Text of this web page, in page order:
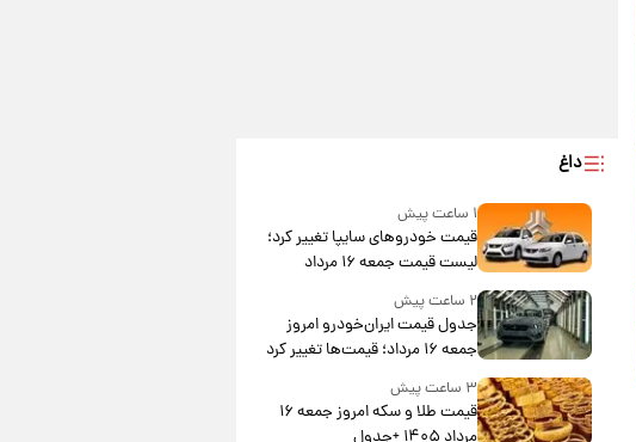
داغ
۱ ساعت پیش
قیمت خودروهای سایپا تغییر کرد؛
لیست قیمت جمعه ۱۶ مرداد
۲ ساعت پیش
جدول قیمت ایران‌خودرو امروز
جمعه ۱۶ مرداد؛ قیمت‌ها تغییر کرد
۳ ساعت پیش
قیمت طلا و سکه امروز جمعه ۱۶